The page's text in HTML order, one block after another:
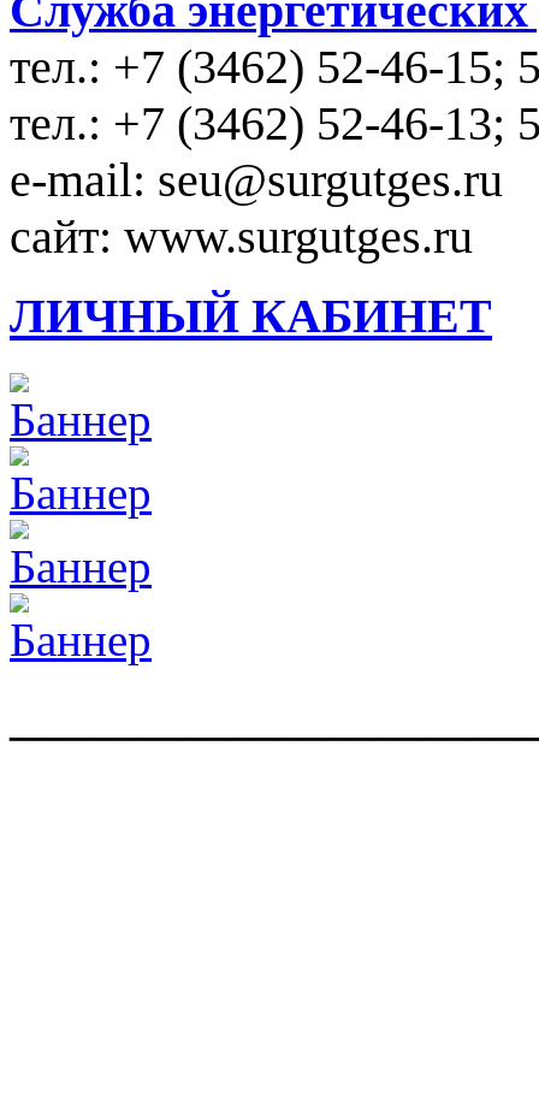
тел.: +7 (3462) 52-46-15;
тел.: +7 (3462) 52-46-13;
e-mail: seu@surgutges.ru
сайт: www.surgutges.ru
ЛИЧНЫЙ КАБИНЕТ